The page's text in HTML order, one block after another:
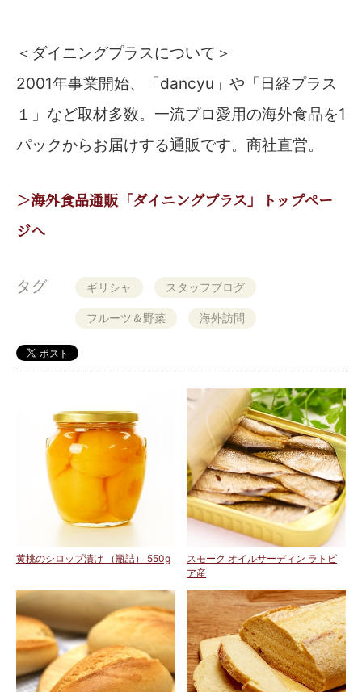
＜ダイニングプラスについて＞
2001年事業開始、「dancyu」や「日経プラス
１」など取材多数。一流プロ愛用の海外食品を1
パックからお届けする通販です。商社直営。
＞海外食品通販「ダイニングプラス」トップペー
ジへ
タグ ギリシャ スタッフブログ
フルーツ＆野菜 海外訪問
黄桃のシロップ漬け （瓶詰） 550g
スモーク オイルサーディン ラトビ
ア産